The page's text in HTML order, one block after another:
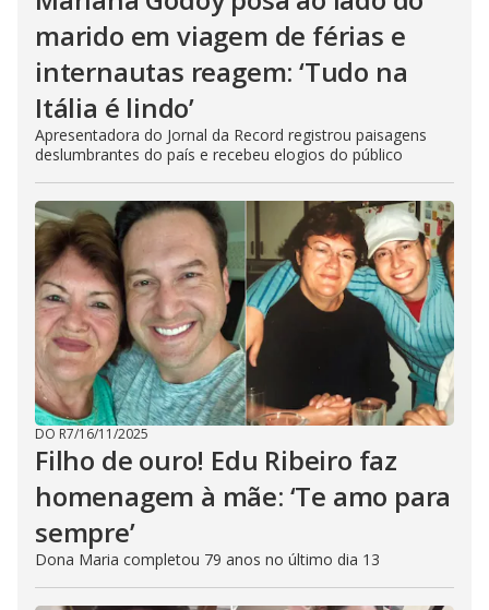
marido em viagem de férias e
internautas reagem: ‘Tudo na
Itália é lindo’
Apresentadora do Jornal da Record registrou paisagens
deslumbrantes do país e recebeu elogios do público
DO R7/16/11/2025
Filho de ouro! Edu Ribeiro faz
homenagem à mãe: ‘Te amo para
sempre’
Dona Maria completou 79 anos no último dia 13